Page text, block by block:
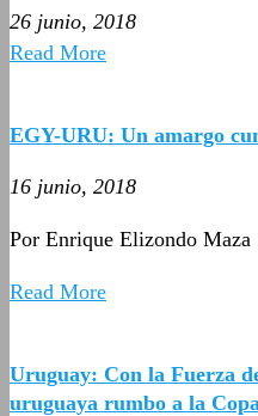
26 junio, 2018
Read More
EGY-URU: Un amargo
16 junio, 2018
Por Enrique Elizondo Maza
Read More
Uruguay: Con la Fuerza
uruguaya rumbo a la